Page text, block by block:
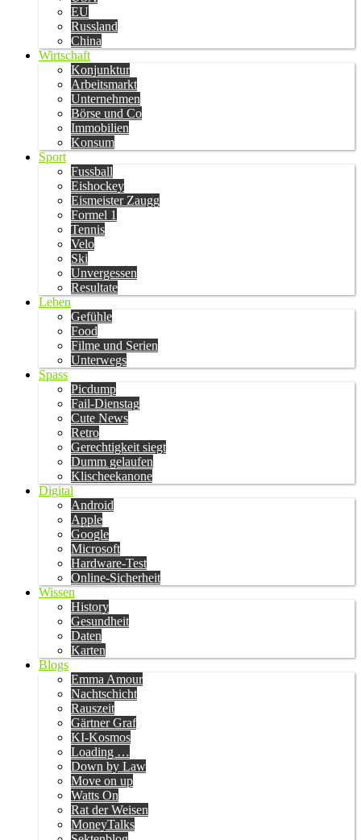
EU
Russland
China
Wirtschaft
Konjunktur
Arbeitsmarkt
Unternehmen
Börse und Co
Immobilien
Konsum
Sport
Fussball
Eishockey
Eismeister Zaugg
Formel 1
Tennis
Velo
Ski
Unvergessen
Resultate
Leben
Gefühle
Food
Filme und Serien
Unterwegs
Spass
Picdump
Fail-Dienstag
Cute News
Retro
Gerechtigkeit siegt
Dumm gelaufen
Klischeekanone
Digital
Android
Apple
Google
Microsoft
Hardware-Test
Online-Sicherheit
Wissen
History
Gesundheit
Daten
Karten
Blogs
Emma Amour
Nachtschicht
Rauszeit
Gärtner Graf
KI-Kosmos
Loading …
Down by Law
Move on up
Watts On
Rat der Weisen
MoneyTalks